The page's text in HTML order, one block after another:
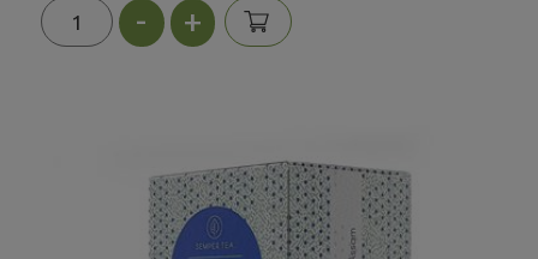
- +